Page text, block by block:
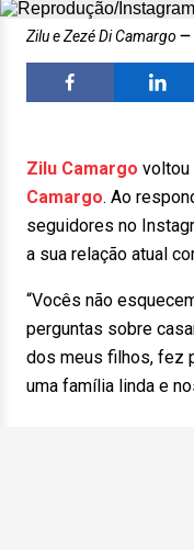
Zilu e Zezé Di Camargo
Zilu Camargo voltou
Camargo. Ao
seguidores no
a sua relação atual
“Vocês não
perguntas sobre
dos meus filhos, fez
uma família linda e